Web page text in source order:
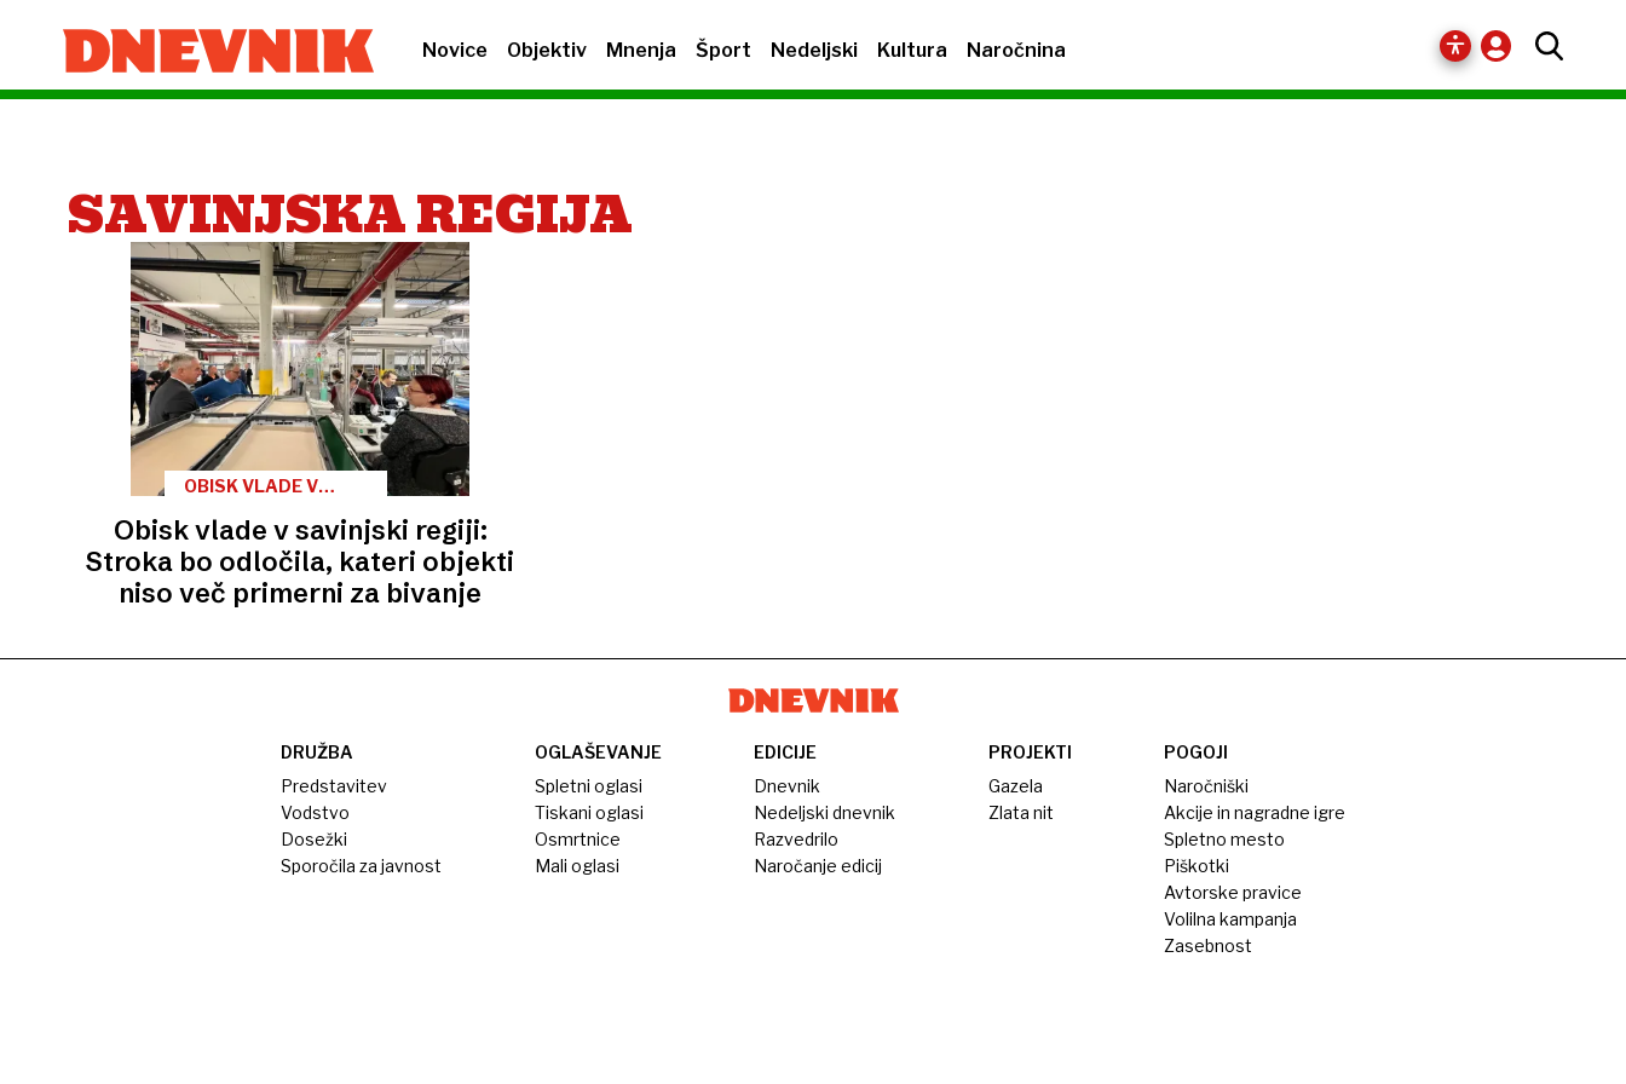
Novice Objektiv Mnenja Šport Nedeljski Kultura Naročnina
SAVINJSKA REGIJA
OBISK VLADE V
Obisk vlade v savinjski regiji:
Stroka bo odločila, kateri objekti
niso več primerni za bivanje
DRUŽBA
Predstavitev
Vodstvo
Dosežki
Sporočila za javnost
OGLAŠEVANJE
Spletni oglasi
Tiskani oglasi
Osmrtnice
Mali oglasi
EDICIJE
Dnevnik
Nedeljski dnevnik
Razvedrilo
Naročanje edicij
PROJEKTI
Gazela
Zlata nit
POGOJI
Naročniški
Akcije in nagradne igre
Spletno mesto
Piškotki
Avtorske pravice
Volilna kampanja
Zasebnost